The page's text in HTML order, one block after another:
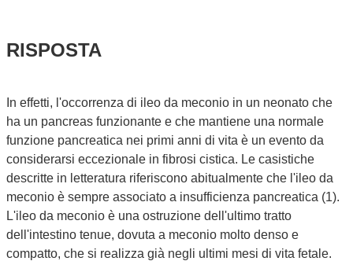
RISPOSTA
In effetti, l'occorrenza di ileo da meconio in un neonato che
ha un pancreas funzionante e che mantiene una normale
funzione pancreatica nei primi anni di vita è un evento da
considerarsi eccezionale in fibrosi cistica. Le casistiche
descritte in letteratura riferiscono abitualmente che l'ileo da
meconio è sempre associato a insufficienza pancreatica (1).
L'ileo da meconio è una ostruzione dell'ultimo tratto
dell'intestino tenue, dovuta a meconio molto denso e
compatto, che si realizza già negli ultimi mesi di vita fetale.